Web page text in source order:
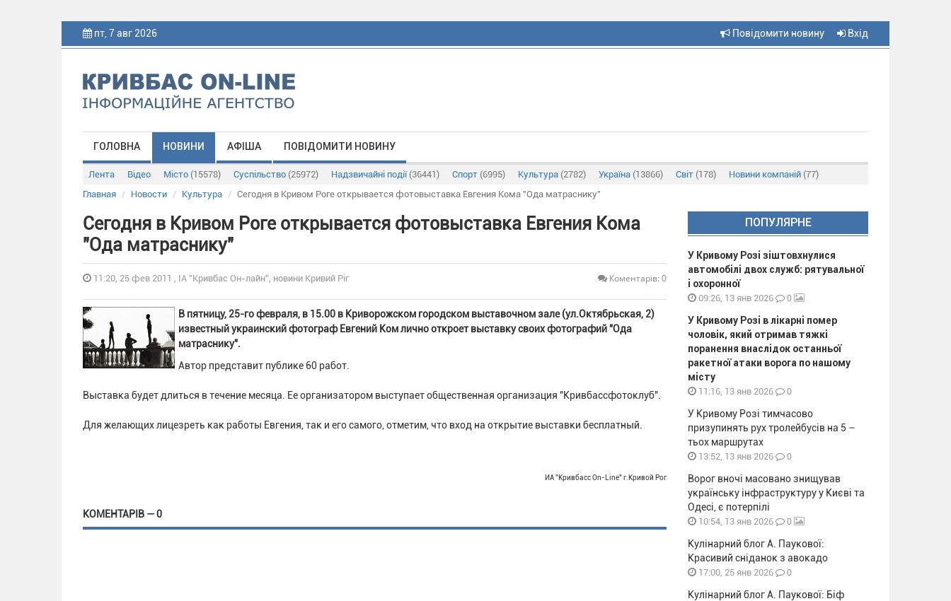
пт, 7 авг 2026 Повідомити новину Вхід
ГОЛОВНА НОВИНИ АФІША ПОВІДОМИТИ НОВИНУ
Лента Відео Місто (15578) Суспільство (25972) Надзвичайні події (36441) Спорт (6995) Культура (2782) Україна (13866) Світ (178) Новини компаній (77)
Главная
Новости Культура Сегодня в Кривом Роге открывается фотовыставка Евгения Кома "Ода матраснику"
Сегодня в Кривом Роге открывается фотовыставка Евгения Кома
"Ода матраснику"
11:20, 25 фев 2011 , ІА "Кривбас Он-лайн", новини Кривий Ріг Коментарів: 0
В пятницу, 25-го февраля, в 15.00 в Криворожском городском выставочном зале (ул.Октябрьская, 2)
известный украинский фотограф Евгений Ком лично откроет выставку своих фотографий "Ода
матраснику".
Автор представит публике 60 работ.
Выставка будет длиться в течение месяца. Ее организатором выступает общественная организация "Кривбассфотоклуб".
Для желающих лицезреть как работы Евгения, так и его самого, отметим, что вход на открытие выставки бесплатный.
ИА "Кривбасс On-Line" г.Кривой Рог
КОМЕНТАРІВ — 0
ПОПУЛЯРНЕ
У Кривому Розі зіштовхнулися
автомобілі двох служб: рятувальної
і охоронної
09:26, 13 янв 2026 0
У Кривому Розі в лікарні помер
чоловік, який отримав тяжкі
поранення внаслідок останньої
ракетної атаки ворога по нашому
місту
11:16, 13 янв 2026 0
У Кривому Розі тимчасово
призупинять рух тролейбусів на 5 –
тьох маршрутах
13:52, 13 янв 2026 0
Ворог вночі масовано знищував
українську інфраструктуру у Києві та
Одесі, є потерпілі
10:54, 13 янв 2026 0
Кулінарний блог А. Паукової:
Красивий сніданок з авокадо
17:00, 25 янв 2026 0
Кулінарний блог А. Паукової: Біф